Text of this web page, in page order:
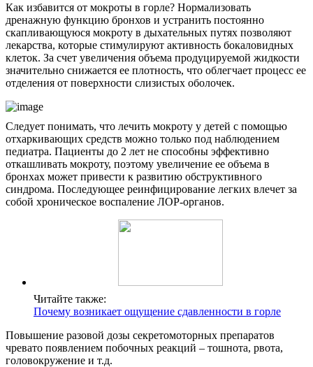
Как избавится от мокроты в горле? Нормализовать
дренажную функцию бронхов и устранить постоянно
скапливающуюся мокроту в дыхательных путях позволяют
лекарства, которые стимулируют активность бокаловидных
клеток. За счет увеличения объема продуцируемой жидкости
значительно снижается ее плотность, что облегчает процесс ее
отделения от поверхности слизистых оболочек.
Следует понимать, что лечить мокроту у детей с помощью
отхаркивающих средств можно только под наблюдением
педиатра. Пациенты до 2 лет не способны эффективно
откашливать мокроту, поэтому увеличение ее объема в
бронхах может привести к развитию обструктивного
синдрома. Последующее реинфицирование легких влечет за
собой хроническое воспаление ЛОР-органов.
Читайте также:
Почему возникает ощущение сдавленности в горле
Повышение разовой дозы секретомоторных препаратов
чревато появлением побочных реакций – тошнота, рвота,
головокружение и т.д.